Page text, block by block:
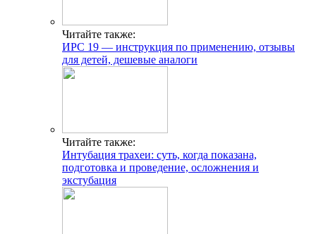
Читайте также:
ИРС 19 — инструкция по применению, отзывы
для детей, дешевые аналоги
Читайте также:
Интубация трахеи: суть, когда показана,
подготовка и проведение, осложнения и
экстубация